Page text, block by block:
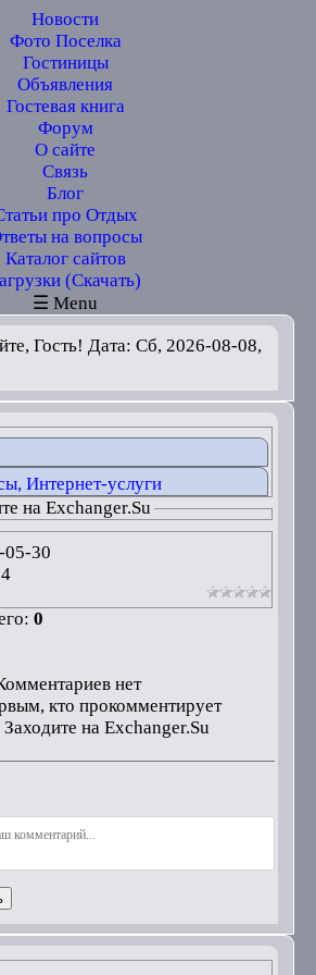
Новости
Фото Поселка
Гостиницы
Объявления
Гостевая книга
Форум
О сайте
Связь
Блог
про Отдых
на вопросы
Каталог сайтов
(Скачать)
☰ Menu
Гость! Дата: Сб, 2026-08-08,
Интернет-услуги
на Exchanger.Su
05-30
0
нет
кто прокомментирует
на Exchanger.Su